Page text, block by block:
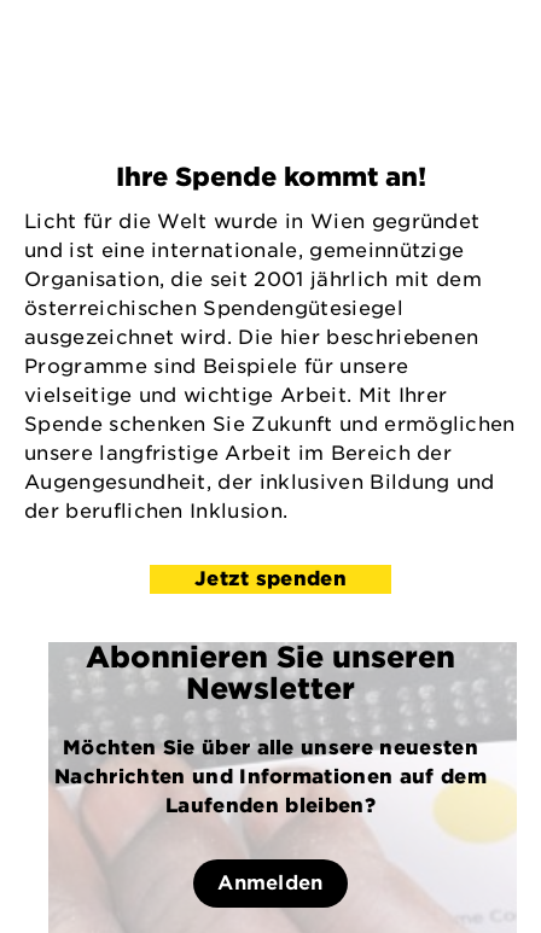
Ihre Spende kommt an!
Licht für die Welt wurde in Wien gegründet
und ist eine internationale, gemeinnützige
Organisation, die seit 2001 jährlich mit dem
österreichischen Spendengütesiegel
ausgezeichnet wird. Die hier beschriebenen
Programme sind Beispiele für unsere
vielseitige und wichtige Arbeit. Mit Ihrer
Spende schenken Sie Zukunft und ermöglichen
unsere langfristige Arbeit im Bereich der
Augengesundheit, der inklusiven Bildung und
der beruflichen Inklusion.
Jetzt spenden
Abonnieren Sie unseren
Newsletter
Möchten Sie über alle unsere neuesten
Nachrichten und Informationen auf dem
Laufenden bleiben?
Anmelden